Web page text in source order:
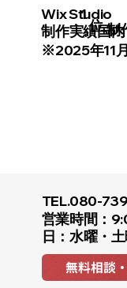
Wix Studio
制作実績国内
※2025年11
1
位制
TEL.080-
営業時間：
日：水曜・
無料相談